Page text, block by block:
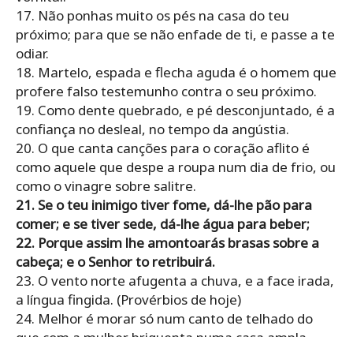
17. Não ponhas muito os pés na casa do teu
próximo; para que se não enfade de ti, e passe a te
odiar.
18. Martelo, espada e flecha aguda é o homem que
profere falso testemunho contra o seu próximo.
19. Como dente quebrado, e pé desconjuntado, é a
confiança no desleal, no tempo da angústia.
20. O que canta canções para o coração aflito é
como aquele que despe a roupa num dia de frio, ou
como o vinagre sobre salitre.
21. Se o teu inimigo tiver fome, dá-lhe pão para
comer; e se tiver sede, dá-lhe água para beber;
22. Porque assim lhe amontoarás brasas sobre a
cabeça; e o Senhor to retribuirá.
23. O vento norte afugenta a chuva, e a face irada,
a língua fingida. (Provérbios de hoje)
24. Melhor é morar só num canto de telhado do